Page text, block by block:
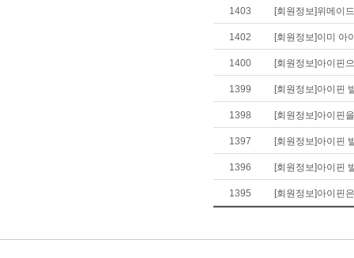
1403 [회원정보]위메이
1402 [회원정보]이미 아
1400 [회원정보]아이핀
1399 [회원정보]아이핀
1398 [회원정보]아이핀
1397 [회원정보]아이핀
1396 [회원정보]아이핀
1395 [회원정보]아이핀